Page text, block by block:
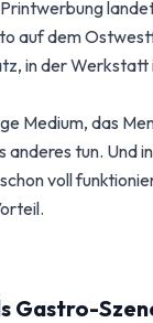
auf dem
in der Werkstatt
Medium, das
anderes tun. Und
voll
Gastro-